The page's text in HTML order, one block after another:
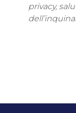
privacy,